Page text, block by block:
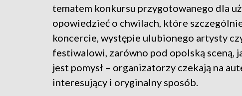
tematem konkursu przygotowanego dla
opowiedzieć o chwilach, które
koncercie, występie ulubionego artysty
festiwalowi, zarówno pod opolską sceną,
jest pomysł – organizatorzy czekają na
interesujący i oryginalny sposób.